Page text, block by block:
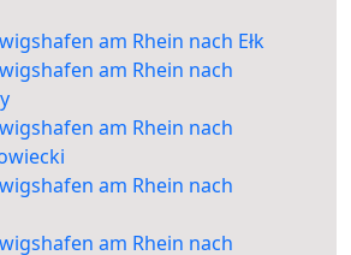
am Rhein nach Ełk
am Rhein nach
am Rhein nach
am Rhein nach
am Rhein nach